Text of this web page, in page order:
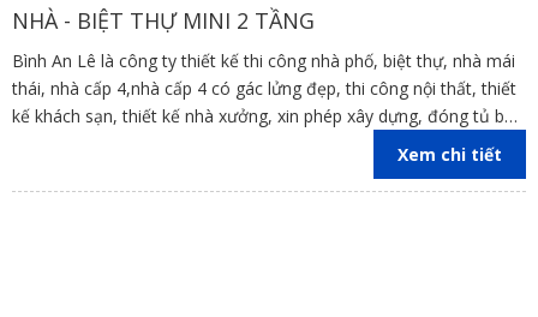
NHÀ - BIỆT THỰ MINI 2 TẦNG
Bình An Lê là công ty thiết kế thi công nhà phố, biệt thự, nhà mái
thái, nhà cấp 4,nhà cấp 4 có gác lửng đẹp, thi công nội thất, thiết
kế khách sạn, thiết kế nhà xưởng, xin phép xây dựng, đóng tủ bếp
trên địa bàn các tỉnh Đồng Nai, Bình Dương, TP Hồ Chí Minh,
Xem chi tiết